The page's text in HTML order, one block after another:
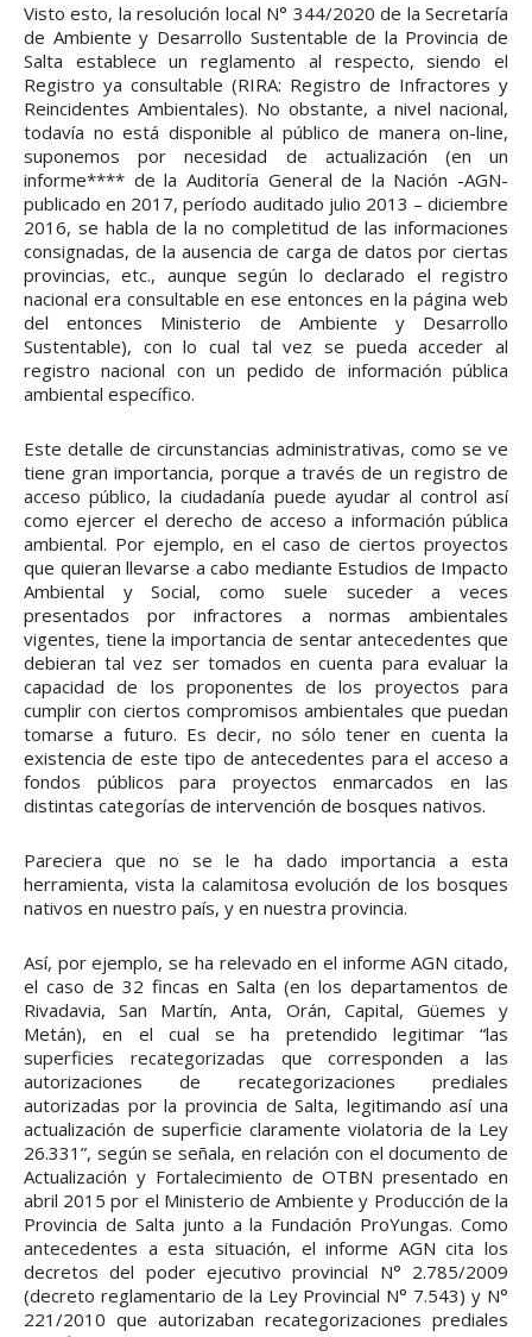
Visto esto, la resolución local N° 344/2020 de la Secretaría
de Ambiente y Desarrollo Sustentable de la Provincia de
Salta establece un reglamento al respecto, siendo el
Registro ya consultable (RIRA: Registro de Infractores y
Reincidentes Ambientales). No obstante, a nivel nacional,
todavía no está disponible al público de manera on-line,
suponemos por necesidad de actualización (en un
informe**** de la Auditoría General de la Nación -AGN-
publicado en 2017, período auditado julio 2013 – diciembre
2016, se habla de la no completitud de las informaciones
consignadas, de la ausencia de carga de datos por ciertas
provincias, etc., aunque según lo declarado el registro
nacional era consultable en ese entonces en la página web
del entonces Ministerio de Ambiente y Desarrollo
Sustentable), con lo cual tal vez se pueda acceder al
registro nacional con un pedido de información pública
ambiental específico.
Este detalle de circunstancias administrativas, como se ve
tiene gran importancia, porque a través de un registro de
acceso público, la ciudadanía puede ayudar al control así
como ejercer el derecho de acceso a información pública
ambiental. Por ejemplo, en el caso de ciertos proyectos
que quieran llevarse a cabo mediante Estudios de Impacto
Ambiental y Social, como suele suceder a veces
presentados por infractores a normas ambientales
vigentes, tiene la importancia de sentar antecedentes que
debieran tal vez ser tomados en cuenta para evaluar la
capacidad de los proponentes de los proyectos para
cumplir con ciertos compromisos ambientales que puedan
tomarse a futuro. Es decir, no sólo tener en cuenta la
existencia de este tipo de antecedentes para el acceso a
fondos públicos para proyectos enmarcados en las
distintas categorías de intervención de bosques nativos.
Pareciera que no se le ha dado importancia a esta
herramienta, vista la calamitosa evolución de los bosques
nativos en nuestro país, y en nuestra provincia.
Así, por ejemplo, se ha relevado en el informe AGN citado,
el caso de 32 fincas en Salta (en los departamentos de
Rivadavia, San Martín, Anta, Orán, Capital, Güemes y
Metán), en el cual se ha pretendido legitimar “las
superficies recategorizadas que corresponden a las
autorizaciones de recategorizaciones prediales
autorizadas por la provincia de Salta, legitimando así una
actualización de superficie claramente violatoria de la Ley
26.331”, según se señala, en relación con el documento de
Actualización y Fortalecimiento de OTBN presentado en
abril 2015 por el Ministerio de Ambiente y Producción de la
Provincia de Salta junto a la Fundación ProYungas. Como
antecedentes a esta situación, el informe AGN cita los
decretos del poder ejecutivo provincial N° 2.785/2009
(decreto reglamentario de la Ley Provincial N° 7.543) y N°
221/2010 que autorizaban recategorizaciones prediales